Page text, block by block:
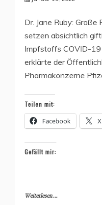
Dr. Jane Ruby:
setzen absichtlich
Impfstoffs COVID-19
erklärte der
Pharmakonzerne
Teilen mit:
Facebook X
Gefällt mir:
Weiterlesen ...